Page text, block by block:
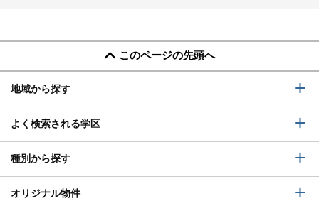
このページの先頭へ
地域から探す
よく検索される学区
種別から探す
オリジナル物件